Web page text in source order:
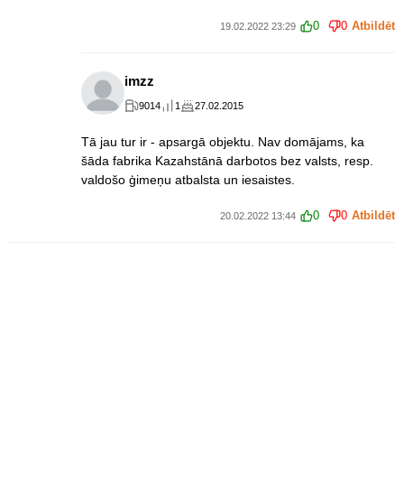
19.02.2022 23:29 0 0 Atbildēt
imzz
9014 1 27.02.2015
Tā jau tur ir - apsargā objektu. Nav domājams, ka
šāda fabrika Kazahstānā darbotos bez valsts, resp.
valdošo ģimeņu atbalsta un iesaistes.
20.02.2022 13:44 0 0 Atbildēt